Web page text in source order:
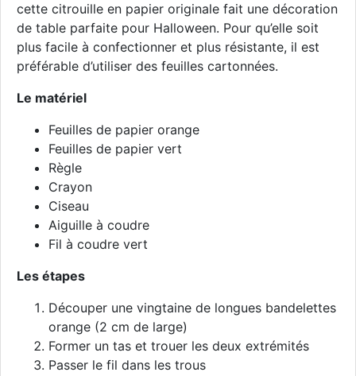
cette citrouille en papier originale fait une décoration
de table parfaite pour Halloween. Pour qu’elle soit
plus facile à confectionner et plus résistante, il est
préférable d’utiliser des feuilles cartonnées.
Le matériel
Feuilles de papier orange
Feuilles de papier vert
Règle
Crayon
Ciseau
Aiguille à coudre
Fil à coudre vert
Les étapes
Découper une vingtaine de longues bandelettes
orange (2 cm de large)
Former un tas et trouer les deux extrémités
Passer le fil dans les trous